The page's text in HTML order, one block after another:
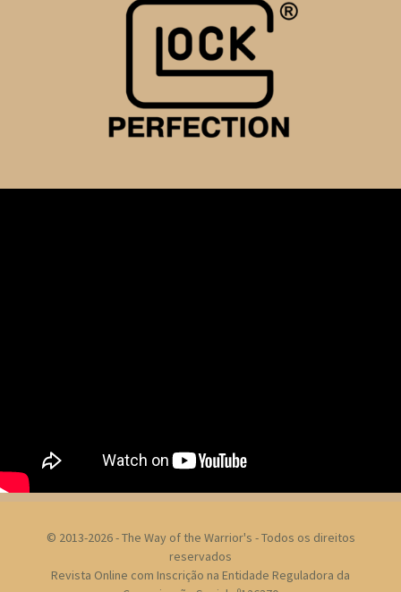
© 2013-2026 - The Way of the Warrior's - Todos os direitos
reservados
Revista Online com Inscrição na Entidade Reguladora da